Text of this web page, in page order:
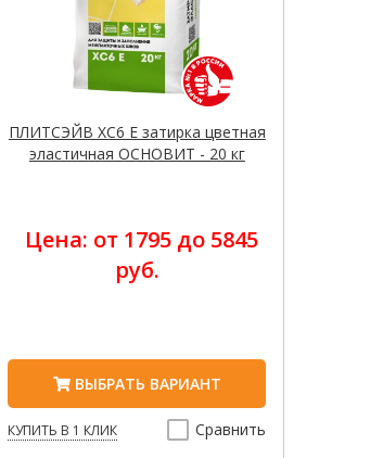
ПЛИТСЭЙВ XC6 E затирка цветная
эластичная ОСНОВИТ - 20 кг
Цена: от 1795 до 5845
руб.
ВЫБРАТЬ ВАРИАНТ
КУПИТЬ В 1 КЛИК Сравнить